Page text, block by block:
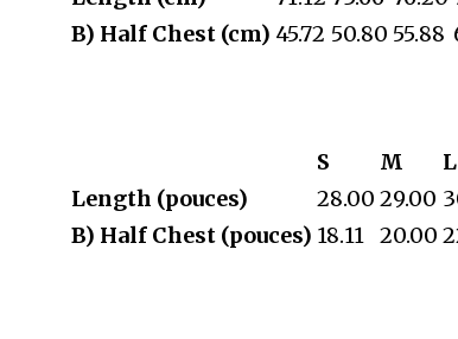
B) Half Chest (cm) 45.72 50.80 55.88
S M L
Length (pouces)
28.00 29.00
B) Half Chest (pouces) 18.11 20.00